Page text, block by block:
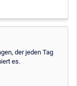
der jeden Tag
es.